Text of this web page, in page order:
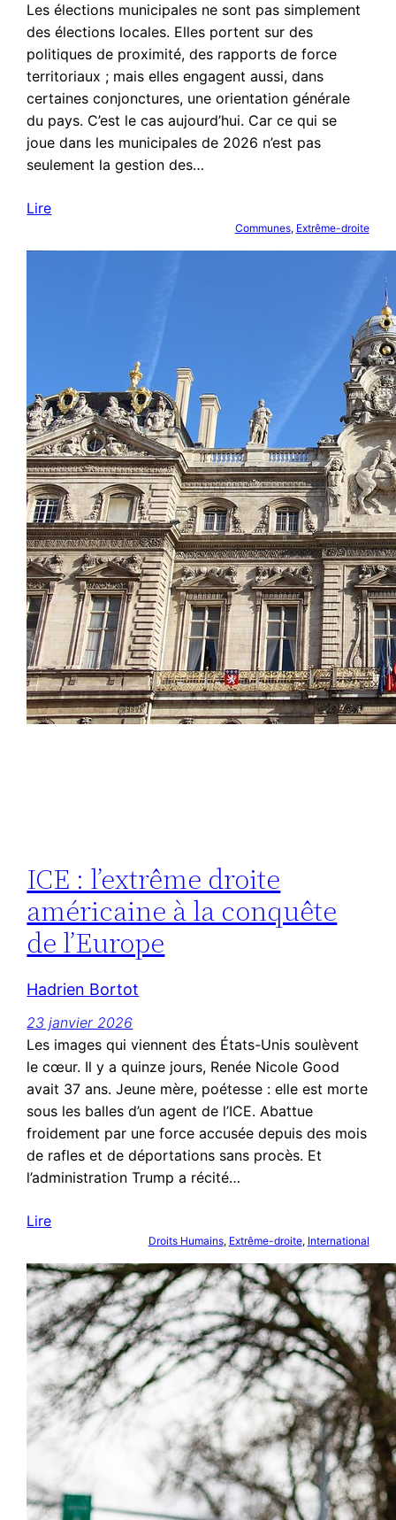
Les élections municipales ne sont pas simplement
des élections locales. Elles portent sur des
politiques de proximité, des rapports de force
territoriaux ; mais elles engagent aussi, dans
certaines conjonctures, une orientation générale
du pays. C’est le cas aujourd’hui. Car ce qui se
joue dans les municipales de 2026 n’est pas
seulement la gestion des…
Lire
Communes, Extrême-droite
ICE : l’extrême droite
américaine à la conquête
de l’Europe
Hadrien Bortot
23 janvier 2026
Les images qui viennent des États-Unis soulèvent
le cœur. Il y a quinze jours, Renée Nicole Good
avait 37 ans. Jeune mère, poétesse : elle est morte
sous les balles d’un agent de l’ICE. Abattue
froidement par une force accusée depuis des mois
de rafles et de déportations sans procès. Et
l’administration Trump a récité…
Lire
Droits Humains, Extrême-droite, International